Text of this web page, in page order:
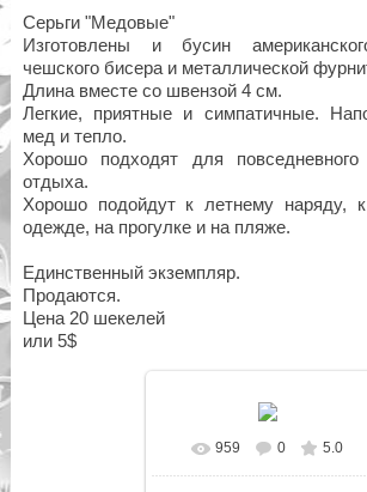
Серьги "Медовые"
Изготовлены и бусин
чешского бисера и металлической
Длина вместе со швензой 4 см.
Легкие, приятные и симпатичные.
мед и тепло.
Хорошо подходят для
отдыха.
Хорошо подойдут к летнему наряду,
одежде, на прогулке и на пляже.
Единственный экземпляр.
Продаются.
Цена 20 шекелей
или 5$
В реальном размере
959 0 5.0